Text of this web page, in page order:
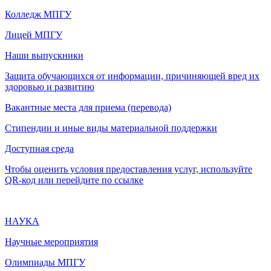
Колледж МПГУ
Лицей МПГУ
Наши выпускники
Защита обучающихся от информации, причиняющей вред их
здоровью и развитию
Вакантные места для приема (перевода)
Стипендии и иные виды материальной поддержки
Доступная среда
Чтобы оценить условия предоставления услуг, используйте
QR-код или перейдите по ссылке
НАУКА
Научные мероприятия
Олимпиады МПГУ